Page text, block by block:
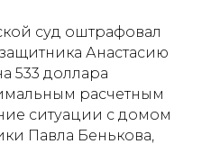
суд оштрафовал
Анастасию
533 доллара
расчетным
ситуации с домом
Павла Бенькова,